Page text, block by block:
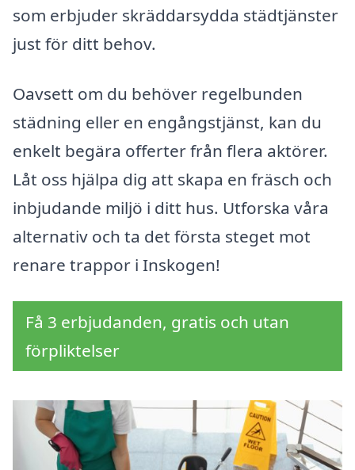
som erbjuder skräddarsydda städtjänster
just för ditt behov.
Oavsett om du behöver regelbunden
städning eller en engångstjänst, kan du
enkelt begära offerter från flera aktörer.
Låt oss hjälpa dig att skapa en fräsch och
inbjudande miljö i ditt hus. Utforska våra
alternativ och ta det första steget mot
renare trappor i Inskogen!
Få 3 erbjudanden, gratis och utan
förpliktelser